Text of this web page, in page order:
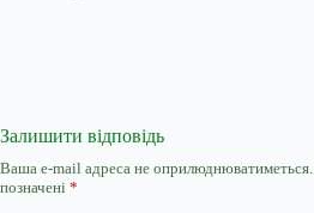
Залишити відповідь
Ваша e-mail адреса не оприлюднюватиметься.
позначені *